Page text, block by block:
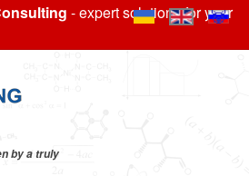
- expert solutions for your
by a truly